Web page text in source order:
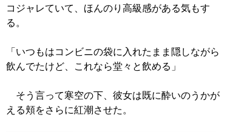
コジャレていて、ほんのり高級感がある気もす
る。
「いつもはコンビニの袋に入れたまま隠しながら
飲んでたけど、これなら堂々と飲める」
そう言って寒空の下、彼女は既に酔いのうかが
える頬をさらに紅潮させた。